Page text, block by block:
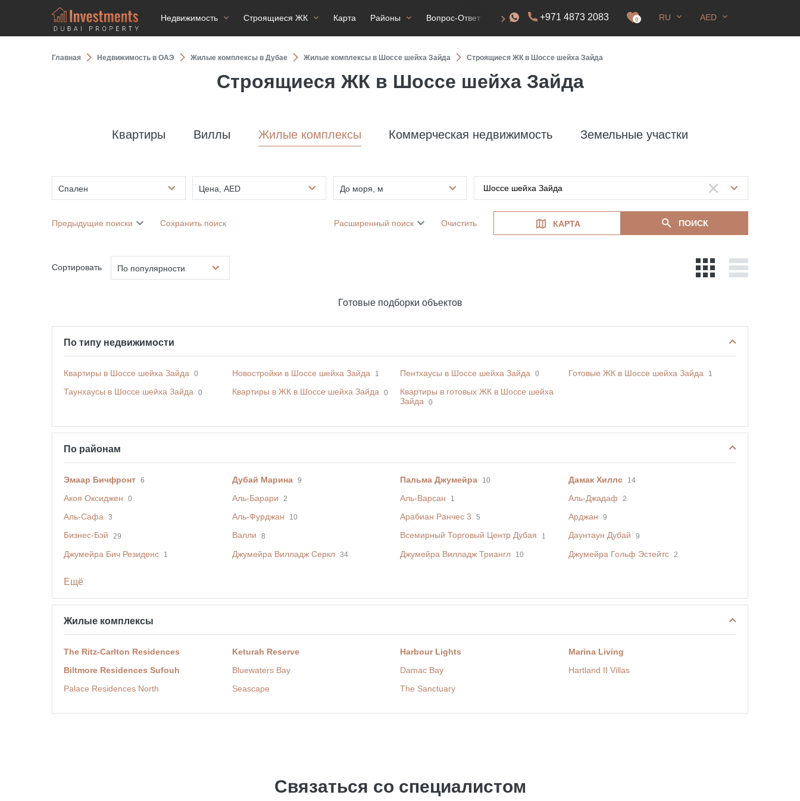
Недвижимость Строящиеся ЖК Карта Районы Вопрос-Ответ ВНЖ +971 4873 2083 0 RU AED
Главная Недвижимость в ОАЭ Жилые комплексы в Дубае Жилые комплексы в Шоссе шейха Зайда Строящиеся ЖК в Шоссе шейха Зайда
Строящиеся ЖК в Шоссе шейха Зайда
Квартиры Виллы Жилые комплексы Коммерческая недвижимость Земельные участки
Спален Цена, AED До моря, м
Предыдущие поиски Сохранить поиск Расширенный поиск Очистить КАРТА ПОИСК
Сортировать По популярности
Готовые подборки объектов
По типу недвижимости
Квартиры в Шоссе шейха Зайда 0 Новостройки в Шоссе шейха Зайда 1 Пентхаусы в Шоссе шейха Зайда 0 Готовые ЖК в Шоссе шейха Зайда 1
Таунхаусы в Шоссе шейха Зайда 0 Квартиры в ЖК в Шоссе шейха Зайда 0
Квартиры в готовых ЖК в Шоссе шейха
Зайда 0
По районам
Эмаар Бичфронт 6 Дубай Марина 9 Пальма Джумейра 10 Дамак Хиллс 14
Акоя Оксиджен 0 Аль-Барари 2 Аль-Варсан 1 Аль-Джадаф 2
Аль-Сафа 3 Аль-Фурджан 10 Арабиан Ранчес 3 5 Арджан 9
Бизнес-Бэй 29 Валли 8 Всемирный Торговый Центр Дубая 1 Даунтаун Дубай 9
Джумейра Бич Резиденс 1 Джумейра Вилладж Серкл 34 Джумейра Вилладж Триангл 10 Джумейра Гольф Эстейтс 2
Ещё
Жилые комплексы
The Ritz-Carlton Residences Keturah Reserve Harbour Lights
Marina Living
Biltmore Residences Sufouh
Bluewaters Bay Damac Bay
Hartland II Villas
Palace Residences North
Seascape The Sanctuary
Связаться со специалистом